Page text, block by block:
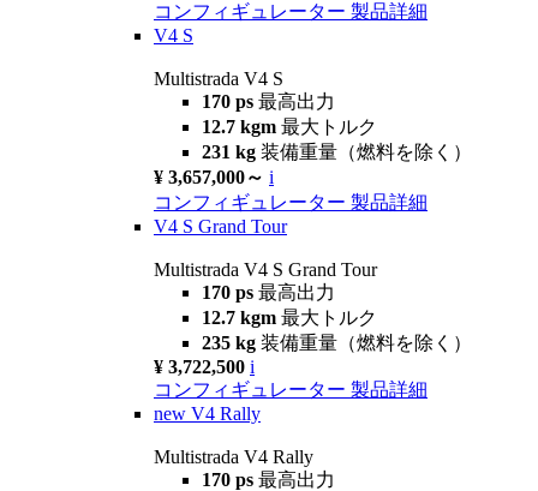
コンフィギュレーター 製品詳細
V4 S
Multistrada V4 S
170 ps 最高出力
12.7 kgm 最大トルク
231 kg 装備重量（燃料を除く）
¥ 3,657,000～ i
コンフィギュレーター 製品詳細
V4 S Grand Tour
Multistrada V4 S Grand Tour
170 ps 最高出力
12.7 kgm 最大トルク
235 kg 装備重量（燃料を除く）
¥ 3,722,500 i
コンフィギュレーター 製品詳細
new V4 Rally
Multistrada V4 Rally
170 ps 最高出力